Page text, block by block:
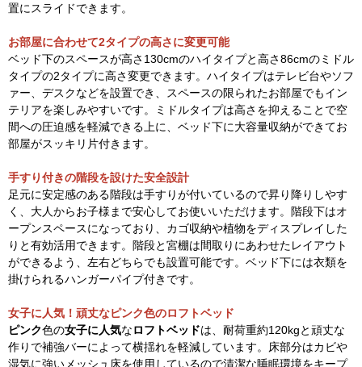
置にスライドできます。
お部屋に合わせて2タイプの高さに変更可能
ベッド下のスペースが高さ130cmのハイタイプと高さ86cmのミドル
タイプの2タイプに高さ変更できます。ハイタイプはテレビ台やソフ
ァー、デスクなどを設置でき、スペースの限られたお部屋でもイン
テリアを楽しみやすいです。ミドルタイプは高さを抑えることで空
間への圧迫感を軽減できる上に、ベッド下に大容量収納ができてお
部屋がスッキリ片付きます。
手すり付きの階段を設けた安全設計
足元に安定感のある階段は手すりが付いているので昇り降りしやす
く、大人からお子様まで安心してお使いいただけます。階段下はオ
ープンスペースになっており、カゴ収納や植物をディスプレイした
りと有効活用できます。階段と宮棚は間取りにあわせたレイアウト
ができるよう、左右どちらでも設置可能です。ベッド下には衣類を
掛けられるハンガーパイプ付きです。
女子に人気！頑丈なピンク色のロフトベッド
ピンク色の女子に人気なロフトベッドは、耐荷重約120kgと頑丈な
作りで補強バーによって横揺れを軽減しています。床部分はカビや
湿気に強いメッシュ床を使用しているので清潔な睡眠環境をキープ